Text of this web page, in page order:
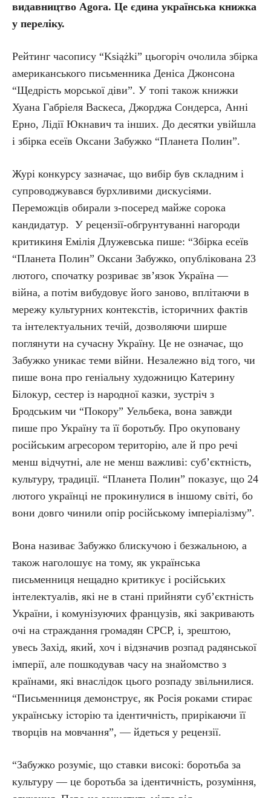
видавництво Agora. Це єдина українська книжка
у переліку.
Рейтинг часопису “Książki” цьогоріч очолила збірка
американського письменника Деніса Джонсона
“Щедрість морської діви”. У топі також книжки
Хуана Габріеля Васкеса, Джорджа Сондерса, Анні
Ерно, Лідії Юкнавич та інших. До десятки увійшла
і збірка есеїв Оксани Забужко “Планета Полин”.
Журі конкурсу зазначає, що вибір був складним і
супроводжувався бурхливими дискусіями.
Переможців обирали з-посеред майже сорока
кандидатур. У рецензії-обгрунтуванні нагороди
критикиня Емілія Длужевська пише: “Збірка есеїв
“Планета Полин” Оксани Забужко, опублікована 23
лютого, спочатку розриває зв’язок Україна —
війна, а потім вибудовує його заново, вплітаючи в
мережу культурних контекстів, історичних фактів
та інтелектуальних течій, дозволяючи ширше
поглянути на сучасну Україну. Це не означає, що
Забужко уникає теми війни. Незалежно від того, чи
пише вона про геніальну художницю Катерину
Білокур, сестер із народної казки, зустріч з
Бродським чи “Покору” Уельбека, вона завжди
пише про Україну та її боротьбу. Про окуповану
російським агресором територію, але й про речі
менш відчутні, але не менш важливі: суб’єктність,
культуру, традиції. “Планета Полин” показує, що 24
лютого українці не прокинулися в іншому світі, бо
вони довго чинили опір російському імперіалізму”.
Вона називає Забужко блискучою і безжальною, а
також наголошує на тому, як українська
письменниця нещадно критикує і російських
інтелектуалів, які не в стані прийняти суб’єктність
України, і комунізуючих французів, які закривають
очі на страждання громадян СРСР, і, зрештою,
увесь Захід, який, хоч і відзначив розпад радянської
імперії, але пошкодував часу на знайомство з
країнами, які внаслідок цього розпаду звільнилися.
“Письменниця демонструє, як Росія роками стирає
українську історію та ідентичність, прирікаючи її
творців на мовчання”, — йдеться у рецензії.
“Забужко розуміє, що ставки високі: боротьба за
культуру — це боротьба за ідентичність, розуміння,